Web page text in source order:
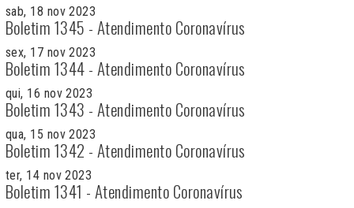
sab, 18 nov 2023
Boletim 1345 - Atendimento Coronavírus
sex, 17 nov 2023
Boletim 1344 - Atendimento Coronavírus
qui, 16 nov 2023
Boletim 1343 - Atendimento Coronavírus
qua, 15 nov 2023
Boletim 1342 - Atendimento Coronavírus
ter, 14 nov 2023
Boletim 1341 - Atendimento Coronavírus